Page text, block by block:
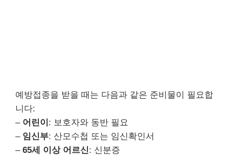
예방접종을 받을 때는 다음과 같은 준비물이 필요합
니다:
– 어린이 : 보호자와 동반 필요
– 임신부: 산모수첩 또는 임신확인서
– 65세 이상 어르신: 신분증